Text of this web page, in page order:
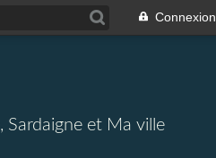
Connexion
Sardaigne et Ma ville